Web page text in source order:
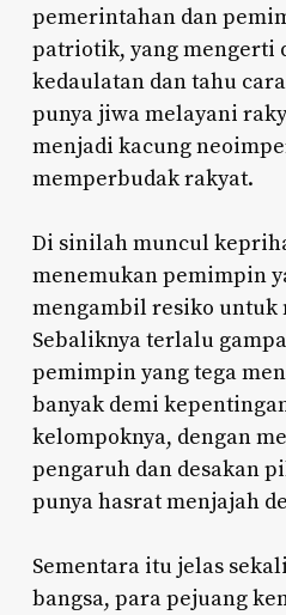
pemerintahan dan
patriotik, yang mengerti
kedaulatan dan tahu
punya jiwa melayani
menjadi kacung
memperbudak rakyat.
Di sinilah muncul
menemukan pemimpin
mengambil resiko
Sebaliknya terlalu
pemimpin yang tega
banyak demi
kelompoknya, dengan
pengaruh dan desakan
punya hasrat menjajah
Sementara itu jelas
bangsa, para pejuang